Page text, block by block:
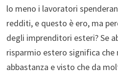
lo meno i lavoratori
redditi, e questo è ero, ma
degli imprenditori esteri? Se
risparmio estero significa che
abbastanza e visto che da